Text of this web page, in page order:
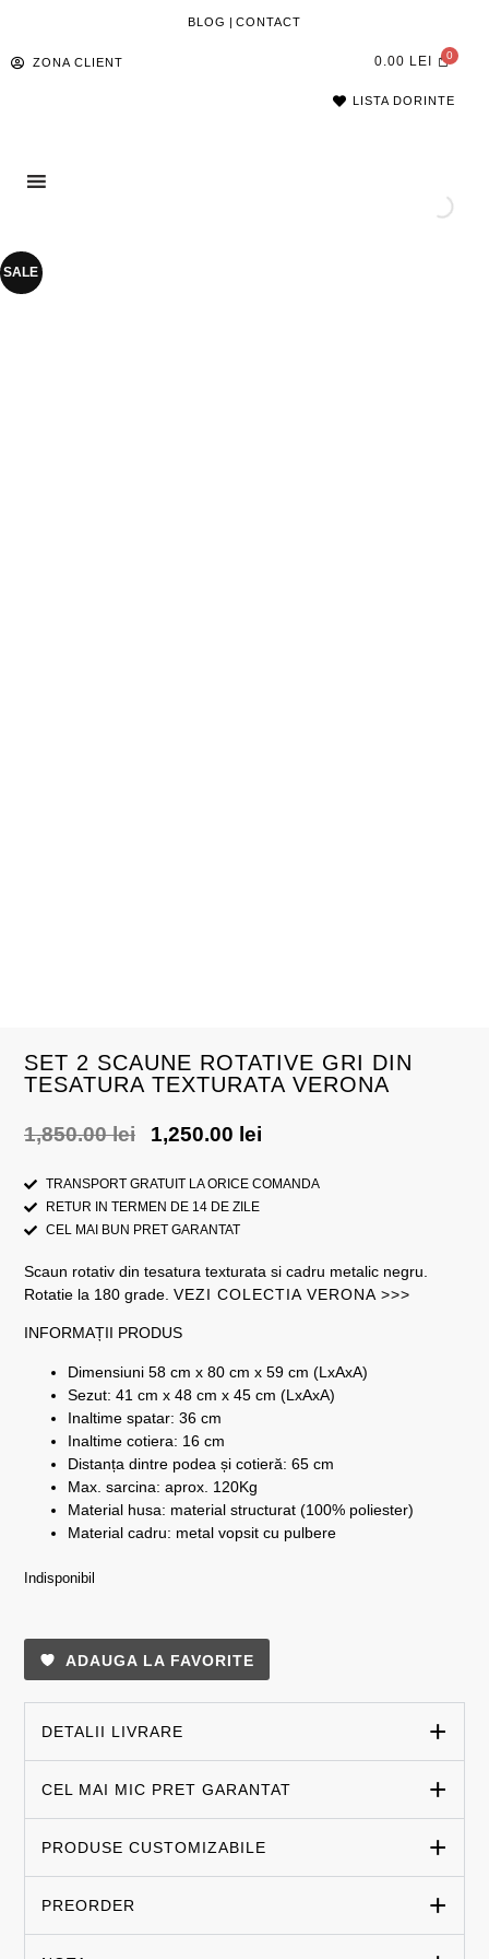
BLOG | CONTACT
ZONA CLIENT 0.00 LEI
LISTA DORINTE
SALE
SET 2 SCAUNE ROTATIVE GRI DIN
TESATURA TEXTURATA VERONA
1,850.00lei 1,250.00 lei
TRANSPORT GRATUIT LA ORICE COMANDA
RETUR IN TERMEN DE 14 DE ZILE
CEL MAI BUN PRET GARANTAT
Scaun rotativ din tesatura texturata si cadru metalic negru.
Rotatie la 180 grade. VEZI COLECTIA VERONA >>>
INFORMAȚII PRODUS
Dimensiuni 58 cm x 80 cm x 59 cm (LxAxA)
Sezut: 41 cm x 48 cm x 45 cm (LxAxA)
Inaltime spatar: 36 cm
Inaltime cotiera: 16 cm
Distanța dintre podea și cotieră: 65 cm
Max. sarcina: aprox. 120Kg
Material husa: material structurat (100% poliester)
Material cadru: metal vopsit cu pulbere
Indisponibil
ADAUGA LA FAVORITE
DETALII LIVRARE
CEL MAI MIC PRET GARANTAT
PRODUSE CUSTOMIZABILE
PREORDER